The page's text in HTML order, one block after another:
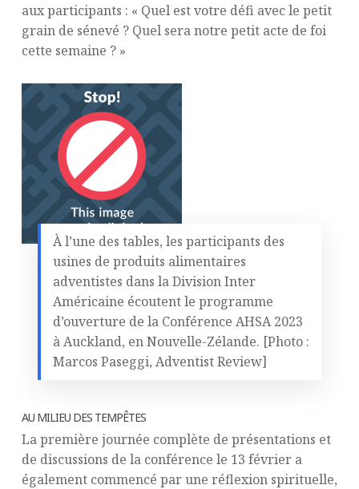
aux participants : « Quel est votre défi avec le petit
grain de sénevé ? Quel sera notre petit acte de foi
cette semaine ? »
À l’une des tables, les participants des
usines de produits alimentaires
adventistes dans la Division Inter
Américaine écoutent le programme
d’ouverture de la Conférence AHSA 2023
à Auckland, en Nouvelle-Zélande. [Photo :
Marcos Paseggi, Adventist Review]
AU MILIEU DES TEMPÊTES
La première journée complète de présentations et
de discussions de la conférence le 13 février a
également commencé par une réflexion spirituelle,